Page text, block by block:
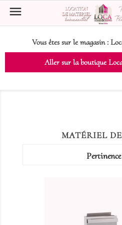
Vous êtes sur le magasin :
Aller sur la boutique

MATÉRIEL
Pertinence